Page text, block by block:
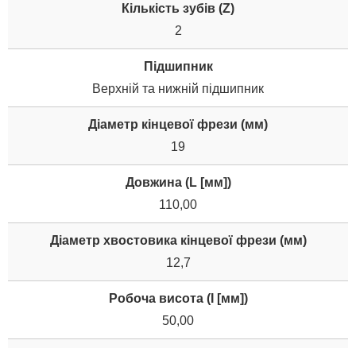
Кількість зубів (Z)
2
Підшипник
Верхній та нижній підшипник
Діаметр кінцевої фрези (мм)
19
Довжина (L [мм])
110,00
Діаметр хвостовика кінцевої фрези (мм)
12,7
Робоча висота (I [мм])
50,00